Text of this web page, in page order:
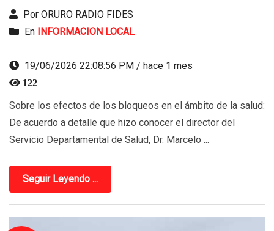
Por ORURO RADIO FIDES
En
INFORMACION LOCAL
19/06/2026 22:08:56 PM / hace 1 mes
122
Sobre los efectos de los bloqueos en el ámbito de la salud:
De acuerdo a detalle que hizo conocer el director del
Servicio Departamental de Salud, Dr. Marcelo ...
Seguir Leyendo ...